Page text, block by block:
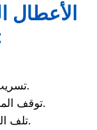
الأعطال
التي
تسريب المياه داخل أو خارج الثلاجة.
توقف الموتور أو صدور أصوات غير طبيعية.
تلف الترموستات أو حساس الحرارة.